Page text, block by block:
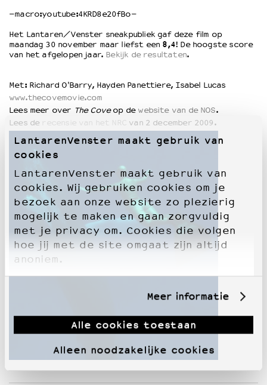
LantarenVenster maakt gebruik van
cookies
LantarenVenster maakt gebruik van
cookies. Wij gebruiken cookies om je
bezoek aan onze website zo plezierig
mogelijk te maken en gaan zorgvuldig
met je privacy om. Cookies die volgen
hoe jij met de site omgaat zijn altijd
anoniem.
Meer informatie
Alle cookies toestaan
Alleen noodzakelijke cookies
Huisregels
Privacyverklaring
Culturele boycot Israël
Ruimte voor artistieke vrijheid – VNPF
–macro:youtube:4KRD8e20fBo–
Het Lantaren/Venster sneakpubliek gaf deze film op
maandag 30 november maar liefst een 8,4! De hoogste score
van het afgelopen jaar. Bekijk de resultaten.
Met: Richard O'Barry, Hayden Panettiere, Isabel Lucas
www.thecovemovie.com
Lees meer over The Coveop de website van de NOS.
Lees de
recensie van het NRC van 2 december 2009.